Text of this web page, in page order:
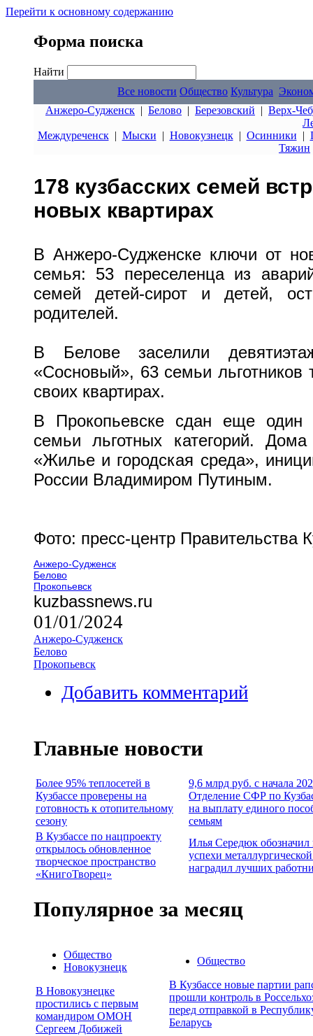
Перейти к основному содержанию
Форма поиска
Найти
Все новости Общество Культура
Анжеро-Судженск | Белово | Березовский | Верх-
Междуреченск| Мыски | Новокузнецк| Осинники |
Тяжин
178 кузбасских семей
новых квартирах
В Анжеро-Судженске ключи от
семья: 53 переселенца из
семей детей-сирот и детей,
родителей.
В Белове заселили
«Сосновый», 63 семьи льготников
своих квартирах.
В Прокопьевске сдан еще
семьи льготных категорий.
«Жилье и городская среда»,
России Владимиром Путиным.
Фото: пресс-центр Правительства
Анжеро-Судженск
Белово
Прокопьевск
kuzbassnews.ru
01/01/2024
Анжеро-Судженск
Белово
Прокопьевск
Добавить комментарий
Главные новости
Более 95% теплосетей в
Кузбассе проверены на
готовность к отопительному
сезону
9,6 млрд руб. с начала
Отделение СФР по
на выплату единого
семьям
В Кузбассе по нацпроекту
открылось обновленное
творческое пространство
«КнигоТворец»
Илья Середюк обозначил
успехи
наградил лучших
Популярное за месяц
Общество
Новокузнецк
В Новокузнецке
простились с первым
командиром ОМОН
Сергеем Добижей
Общество
В Кузбассе новые партии
прошли контроль в
перед отправкой в
Беларусь